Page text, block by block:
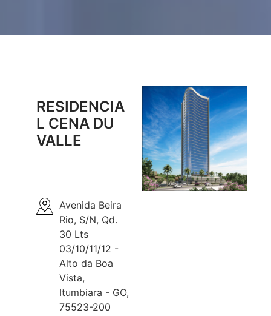
RESIDENCIA
L CENA DU
VALLE
Avenida Beira
Rio, S/N, Qd.
30 Lts
03/10/11/12 -
Alto da Boa
Vista,
Itumbiara - GO,
75523-200